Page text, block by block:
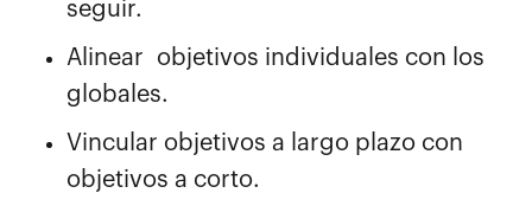
seguir.
Alinear objetivos individuales con los
globales.
Vincular objetivos a largo plazo con
objetivos a corto.